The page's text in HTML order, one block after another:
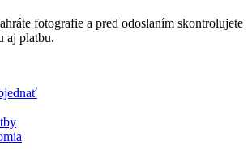
fotografie a pred odoslaním skontrolujete
aj platbu.